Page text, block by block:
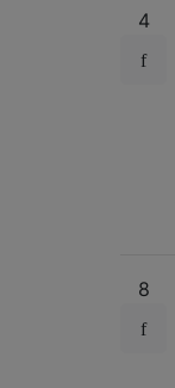
4
8